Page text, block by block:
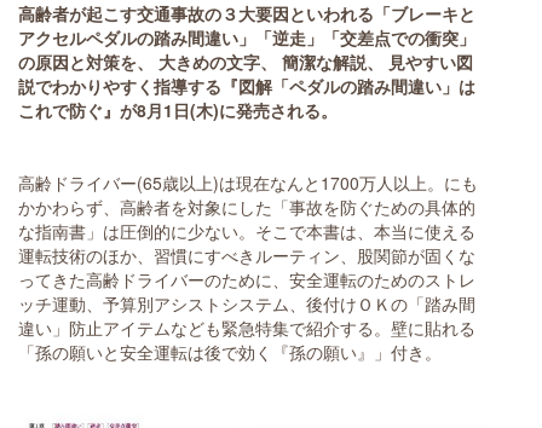
高齢者が起こす交通事故の３大要因といわれる「ブレーキと
アクセルペダルの踏み間違い」「逆走」「交差点での衝突」
の原因と対策を、 大きめの文字、 簡潔な解説、 見やすい図
説でわかりやすく指導する『図解「ペダルの踏み間違い」は
これで防ぐ』が8月1日(木)に発売される。
高齢ドライバー(65歳以上)は現在なんと1700万人以上。にも
かかわらず、高齢者を対象にした「事故を防ぐための具体的
な指南書」は圧倒的に少ない。そこで本書は、本当に使える
運転技術のほか、習慣にすべきルーティン、股関節が固くな
ってきた高齢ドライバーのために、安全運転のためのストレ
ッチ運動、予算別アシストシステム、後付けＯＫの「踏み間
違い」防止アイテムなども緊急特集で紹介する。壁に貼れる
「孫の願いと安全運転は後で効く『孫の願い』」付き。